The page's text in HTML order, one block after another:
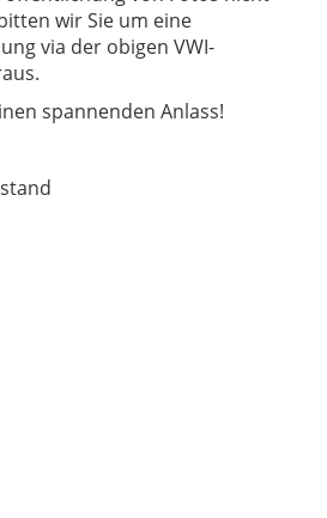
wir Sie um eine
via der obigen VWI-
spannenden Anlass!